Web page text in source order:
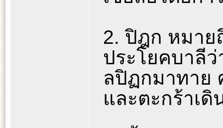
2. ปิฎก หมาย
ประโยคบาลี
ลปิฏกมาทาย
และตะกร้าเดิ